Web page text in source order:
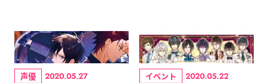
声優 2020.05.27 イベント 2020.05.22